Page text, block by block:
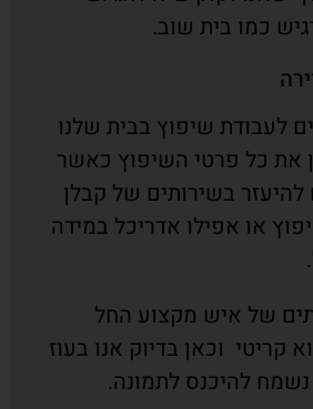
כמו בית שוב.
לעבודת שיפוץ בבית שלנו
את כל פרטי השיפוץ כאשר
להיעזר בשירותים של קבלן
או אפילו אדריכל במידה
של איש מקצוע החל
קריטי וכאן בדיוק אנו בעוז
נשמח להיכנס לתמונה.